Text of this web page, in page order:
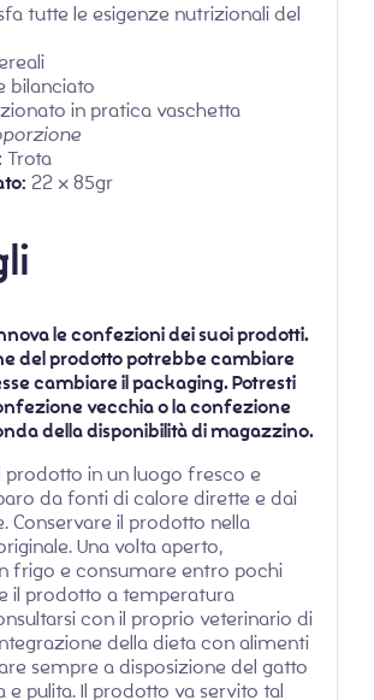
tutte le esigenze nutrizionali del
bilanciato
in pratica vaschetta
Trota
22 x 85gr
le confezioni dei suoi prodotti.
del prodotto potrebbe cambiare
cambiare il packaging. Potresti
vecchia o la confezione
della disponibilità di magazzino.
prodotto in un luogo fresco e
da fonti di calore dirette e dai
Conservare il prodotto nella
Una volta aperto,
frigo e consumare entro pochi
il prodotto a temperatura
con il proprio veterinario di
della dieta con alimenti
sempre a disposizione del gatto
e pulita. Il prodotto va servito tal